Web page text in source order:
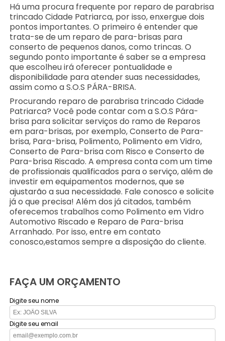
Há uma procura frequente por reparo de parabrisa
trincado Cidade Patriarca, por isso, enxergue dois
pontos importantes. O primeiro é entender que
trata-se de um reparo de para-brisas para
conserto de pequenos danos, como trincas. O
segundo ponto importante é saber se a empresa
que escolheu irá oferecer pontualidade e
disponibilidade para atender suas necessidades,
assim como a S.O.S PÁRA-BRISA.
Procurando reparo de parabrisa trincado Cidade
Patriarca? Você pode contar com a S.O.S Pára-
brisa para solicitar serviços do ramo de Reparos
em para-brisas, por exemplo, Conserto de Para-
brisa, Para-brisa, Polimento, Polimento em Vidro,
Conserto de Para-brisa com Risco e Conserto de
Para-brisa Riscado. A empresa conta com um time
de profissionais qualificados para o serviço, além de
investir em equipamentos modernos, que se
ajustarão a sua necessidade. Fale conosco e solicite
já o que precisa! Além dos já citados, também
oferecemos trabalhos como Polimento em Vidro
Automotivo Riscado e Reparo de Para-brisa
Arranhado. Por isso, entre em contato
conosco,estamos sempre a disposição do cliente.
FAÇA UM ORÇAMENTO
Digite seu nome
Digite seu email